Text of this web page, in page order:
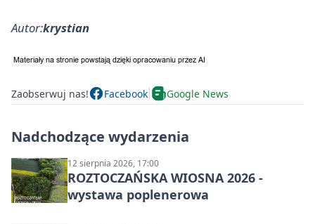
Autor:krystian
Zaobserwuj nas! Facebook Google News
Nadchodzące wydarzenia
12 sierpnia 2026, 17:00
ROZTOCZAŃSKA WIOSNA 2026 -
wystawa poplenerowa